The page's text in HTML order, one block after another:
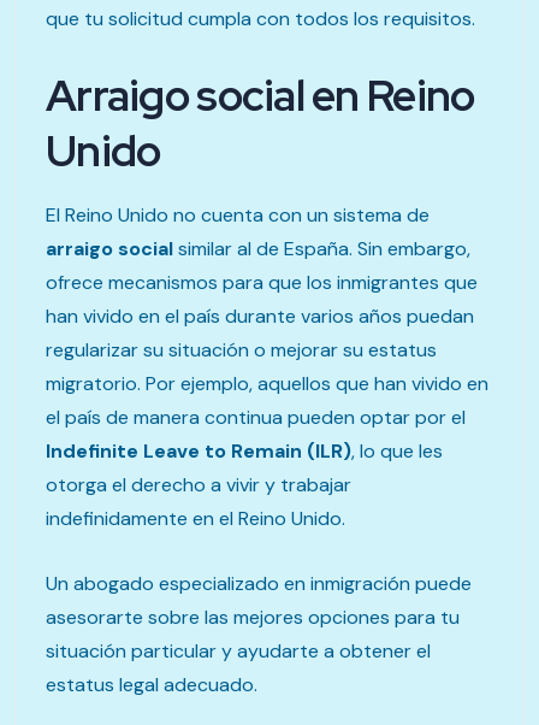
que tu solicitud cumpla con todos los requisitos.
Arraigo social en Reino
Unido
El Reino Unido no cuenta con un sistema de
arraigo socialsimilar al de España. Sin embargo,
ofrece mecanismos para que los inmigrantes que
han vivido en el país durante varios años puedan
regularizar su situación o mejorar su estatus
migratorio. Por ejemplo, aquellos que han vivido en
el país de manera continua pueden optar por el
Indefinite Leave to Remain (ILR), lo que les
otorga el derecho a vivir y trabajar
indefinidamente en el Reino Unido.
Un abogado especializado en inmigración puede
asesorarte sobre las mejores opciones para tu
situación particular y ayudarte a obtener el
estatus legal adecuado.